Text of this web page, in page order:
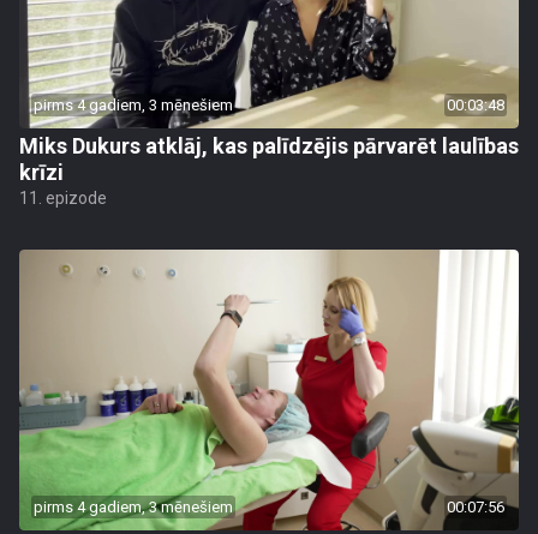
pirms 4 gadiem, 3 mēnešiem 00:03:48
Miks Dukurs atklāj, kas palīdzējis pārvarēt laulības
krīzi
11. epizode
pirms 4 gadiem, 3 mēnešiem 00:07:56